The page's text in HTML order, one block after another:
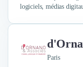
logiciels, médias
Paris